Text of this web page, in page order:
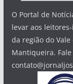
O Portal de
levar aos
da região do
Mantiqueira. Fale